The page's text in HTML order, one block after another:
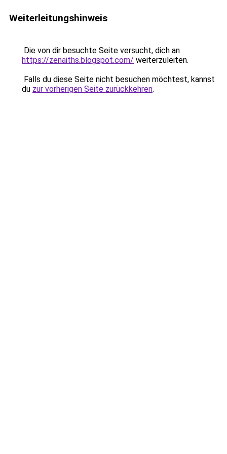
Weiterleitungshinweis
Die von dir besuchte Seite versucht, dich an
https://zenaiths.blogspot.com/ weiterzuleiten.
Falls du diese Seite nicht besuchen möchtest, kannst
du zur vorherigen Seite zurückkehren.